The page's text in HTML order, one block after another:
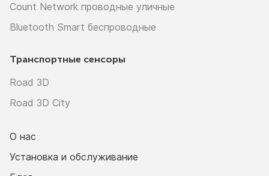
Count Network проводные уличные
Bluetooth Smart беспроводные
Транспортные сенсоры
Road 3D
Road 3D City
О нас
Установка и обслуживание